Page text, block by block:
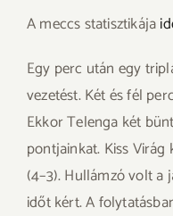
A meccs statisztikája
Egy perc után egy
vezetést. Két és fél
Ekkor Telenga két
pontjainkat. Kiss
(4–3). Hullámzó volt a
időt kért. A